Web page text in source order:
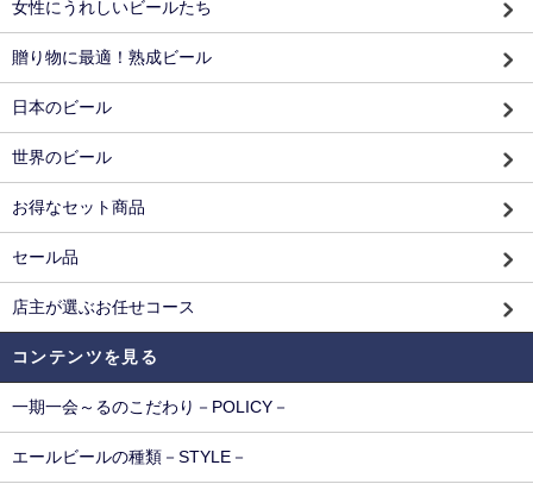
女性にうれしいビールたち
贈り物に最適！熟成ビール
日本のビール
世界のビール
お得なセット商品
セール品
店主が選ぶお任せコース
コンテンツを見る
一期一会～るのこだわり－POLICY－
エールビールの種類－STYLE－